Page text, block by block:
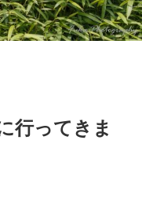
行ってきま